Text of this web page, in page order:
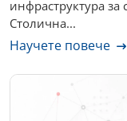
инфраструктура за
Столична...
Научете повече